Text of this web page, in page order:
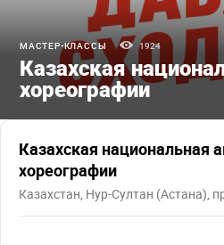
МАСТЕР-КЛАССЫ 1924
Казахская
хореографии
Казахская национальная
хореографии
Казахстан, Нур-Султан (Астана),